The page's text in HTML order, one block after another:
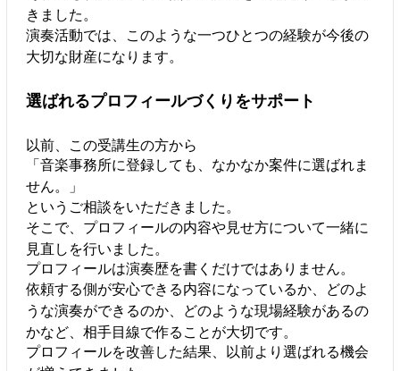
きました。
演奏活動では、このような一つひとつの経験が今後の
大切な財産になります。
選ばれるプロフィールづくりをサポート
以前、この受講生の方から
「音楽事務所に登録しても、なかなか案件に選ばれま
せん。」
というご相談をいただきました。
そこで、プロフィールの内容や見せ方について一緒に
見直しを行いました。
プロフィールは演奏歴を書くだけではありません。
依頼する側が安心できる内容になっているか、どのよ
うな演奏ができるのか、どのような現場経験があるの
かなど、相手目線で作ることが大切です。
プロフィールを改善した結果、以前より選ばれる機会